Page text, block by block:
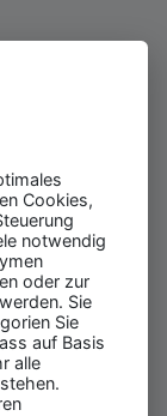
Cookies,
notwendig
oder zur
Sie
Sie
auf Basis
alle